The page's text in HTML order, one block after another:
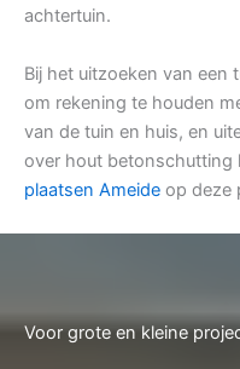
achtertuin.
Bij het uitzoeken van een
om rekening te houden
van de tuin en huis, en
over hout betonschutting
plaatsen Ameide op deze
Voor grote en kleine